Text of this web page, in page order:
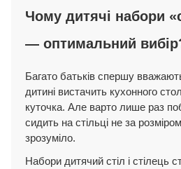
Чому дитячі набори
— оптимальний
Багато батьків спершу
дитині вистачить кухонного
куточка. Але варто лише раз
сидить на стільці не за
зрозуміло.
Набори дитячий стіл і стілець